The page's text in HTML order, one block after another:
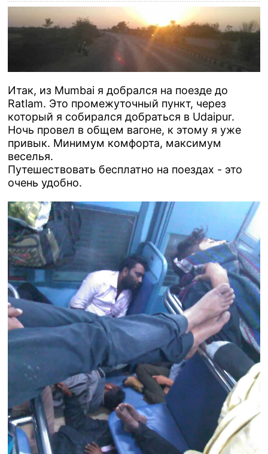
Итак, из Mumbai я добрался на поезде до
Ratlam. Это промежуточный пункт, через
который я собирался добраться в Udaipur.
Ночь провел в общем вагоне, к этому я уже
привык. Минимум комфорта, максимум
веселья.
Путешествовать бесплатно на поездах - это
очень удобно.